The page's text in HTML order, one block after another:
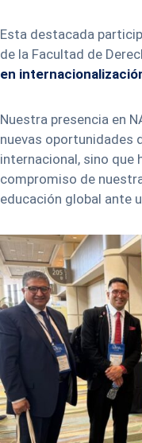
Esta destacada
de la Facultad de
en
Nuestra presencia en
nuevas oportunidades
internacional, sino que
compromiso de
educación global ante